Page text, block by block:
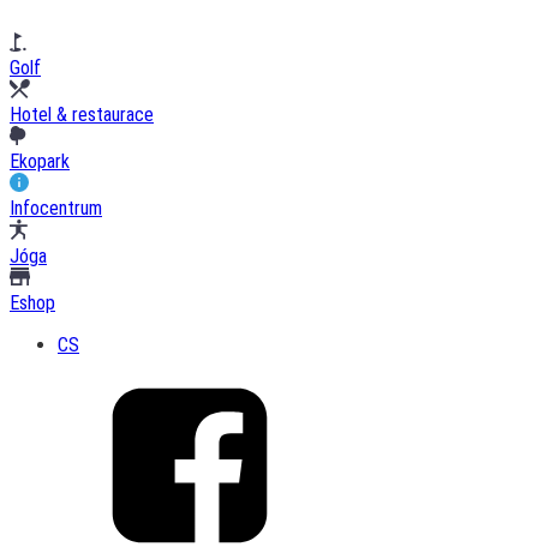
Golf
Hotel & restaurace
Ekopark
Infocentrum
Jóga
Eshop
CS